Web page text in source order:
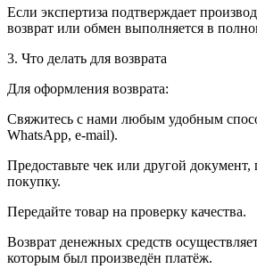
Если экспертиза подтверждает
возврат или обмен выполняется в
3. Что делать для возврата
Для оформления возврата:
Свяжитесь с нами любым удобным
WhatsApp, e-mail).
Предоставьте чек или другой
покупку.
Передайте товар на проверку качества.
Возврат денежных средств
которым был произведён платёж.